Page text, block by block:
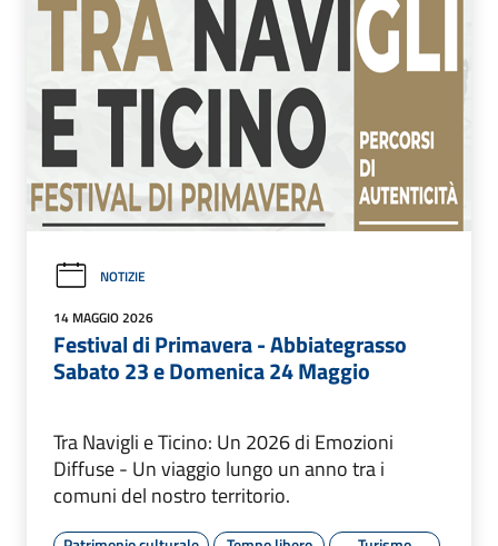
NOTIZIE
14 MAGGIO 2026
Festival di Primavera - Abbiategrasso
Sabato 23 e Domenica 24 Maggio
Tra Navigli e Ticino: Un 2026 di Emozioni
Diffuse - Un viaggio lungo un anno tra i
comuni del nostro territorio.